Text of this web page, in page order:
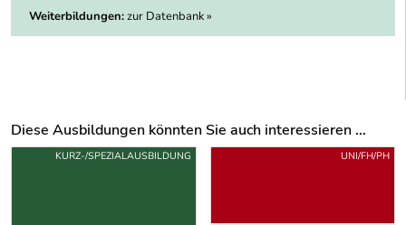
Weiterbildungen:zur Datenbank »
Diese Ausbildungen könnten Sie auch interessieren ...
Uber weitere Ausbildungsvorschläge
KURZ-/SPEZIALAUSBILDUNG UNI/FH/PH